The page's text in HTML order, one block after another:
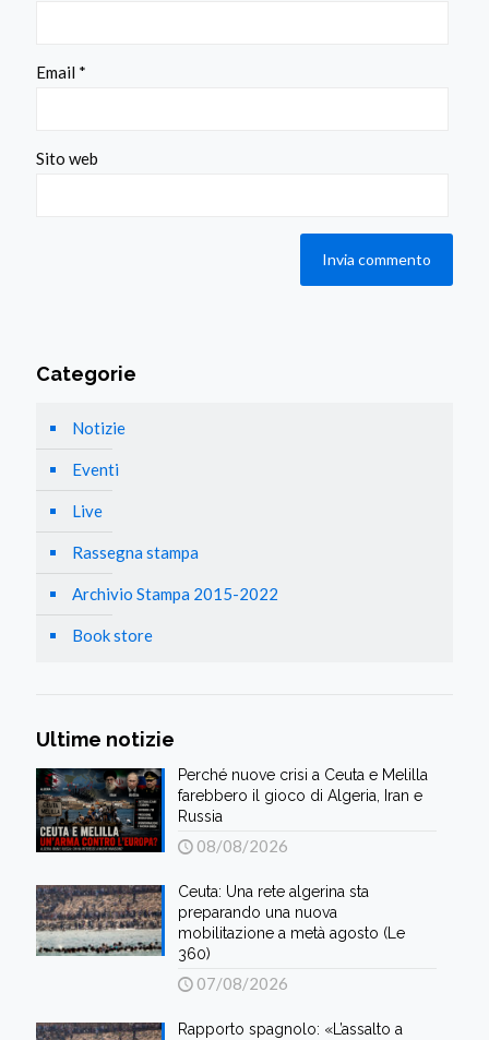
Email *
Sito web
Categorie
Notizie
Eventi
Live
Rassegna stampa
Archivio Stampa 2015-2022
Book store
Ultime notizie
Perché nuove crisi a Ceuta e Melilla
farebbero il gioco di Algeria, Iran e
Russia
08/08/2026
Ceuta: Una rete algerina sta
preparando una nuova
mobilitazione a metà agosto (Le
360)
07/08/2026
Rapporto spagnolo: «L’assalto a